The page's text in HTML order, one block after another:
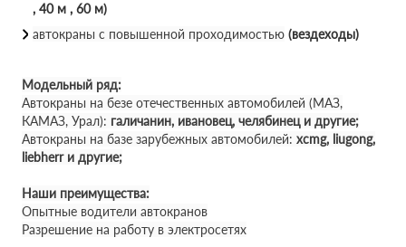
, 40 м , 60 м)
автокраны с повышенной проходимостью (вездеходы)
Модельный ряд:
Автокраны на безе отечественных автомобилей (МАЗ,
КАМАЗ, Урал): галичанин, ивановец, челябинец и другие;
Автокраны на базе зарубежных автомобилей: xcmg, liugong,
liebherr и другие;
Наши преимущества:
Опытные водители автокранов
Разрешение на работу в электросетях